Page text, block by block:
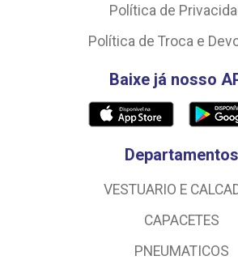
Política de
Política de Troca e
Baixe já nosso
Departamentos
VESTUARIO E
CAPACETES
PNEUMATICOS